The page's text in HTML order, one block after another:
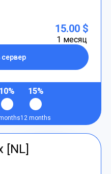
сервер
15.00 $
1 месяц
10% 15%
12 months
[NL]